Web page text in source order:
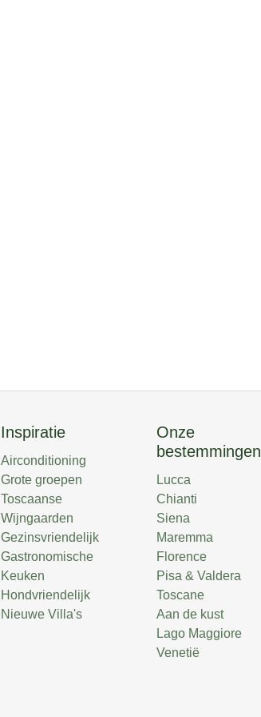
Inspiratie
Airconditioning
Grote groepen
Toscaanse
Wijngaarden
Gezinsvriendelijk
Gastronomische
Keuken
Hondvriendelijk
Nieuwe Villa's
Onze
bestemmingen
Lucca
Chianti
Siena
Maremma
Florence
Pisa & Valdera
Toscane
Aan de kust
Lago Maggiore
Venetië